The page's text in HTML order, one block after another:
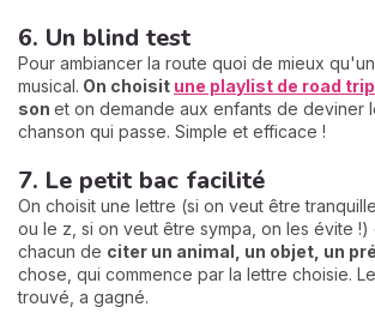
6. Un blind test
Pour ambiancer la route quoi de mieux
musical. On choisit une playlist de road trip
son et on demande aux enfants de deviner
chanson qui passe. Simple et efficace !
7. Le petit bac facilité
On choisit une lettre (si on veut être
ou le z, si on veut être sympa, on les évite !)
chacun de citer un animal, un objet, un
chose, qui commence par la lettre choisie.
trouvé, a gagné.